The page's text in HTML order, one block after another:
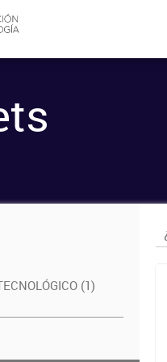
(1)